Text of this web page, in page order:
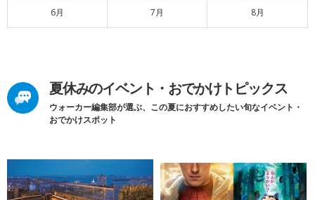
6月 7月 8月
夏休みのイベント・おでかけトピックス
ウォーカー編集部が選ぶ、この夏におすすめしたい旬なイベント・
おでかけスポット